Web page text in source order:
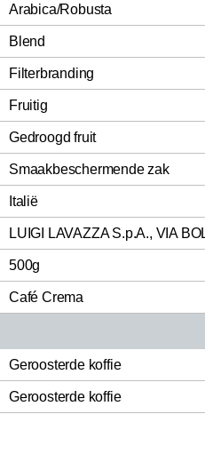
Arabica/Robusta
Blend
Filterbranding
Fruitig
Gedroogd fruit
Smaakbeschermende zak
Italië
LUIGI LAVAZZA S.p.A., VIA
500g
Café Crema
Geroosterde koffie
Geroosterde koffie